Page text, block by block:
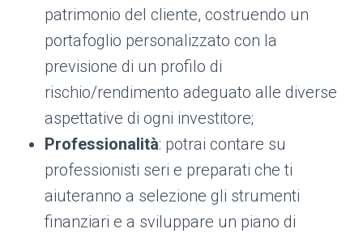
patrimonio del cliente, costruendo un
portafoglio personalizzato con la
previsione di un profilo di
rischio/rendimento adeguato alle diverse
aspettative di ogni investitore;
Professionalità: potrai contare su
professionisti seri e preparati che ti
aiuteranno a selezione gli strumenti
finanziari e a sviluppare un piano di